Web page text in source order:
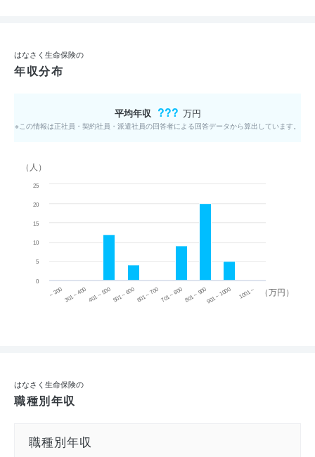
はなさく生命保険の
年収分布
平均年収 ??? 万円
※この情報は正社員・契約社員・派遣社員の回答者による回答データから算出しています。
（万円）
（人）
~ 300 301 ~ 400 401 ~ 500501 ~ 600601 ~ 700701 ~ 800801 ~ 900901 ~ 1000 1001 ~
0
5
10
15
20
25
はなさく生命保険の
職種別年収
職種別年収